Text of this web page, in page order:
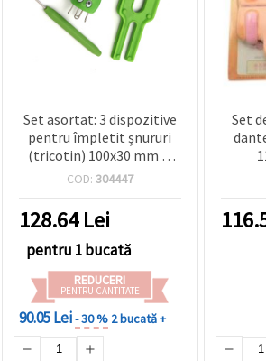
Set asortat: 3 dispozitive
pentru împletit șnururi
(tricotin) 100x30 mm și
aparate pentru
120x30x50 mm – kit
creativ
COD: 304447
128.64Lei
pentru 1 bucată
REDUCERI
PENTRU CANTITATE
90.05 Lei- 30 % 2 bucată +
Set